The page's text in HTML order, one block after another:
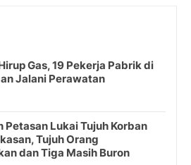
Gas, 19 Pekerja Pabrik di
Jalani Perawatan
Petasan Lukai Tujuh Korban
Tujuh Orang
dan Tiga Masih Buron